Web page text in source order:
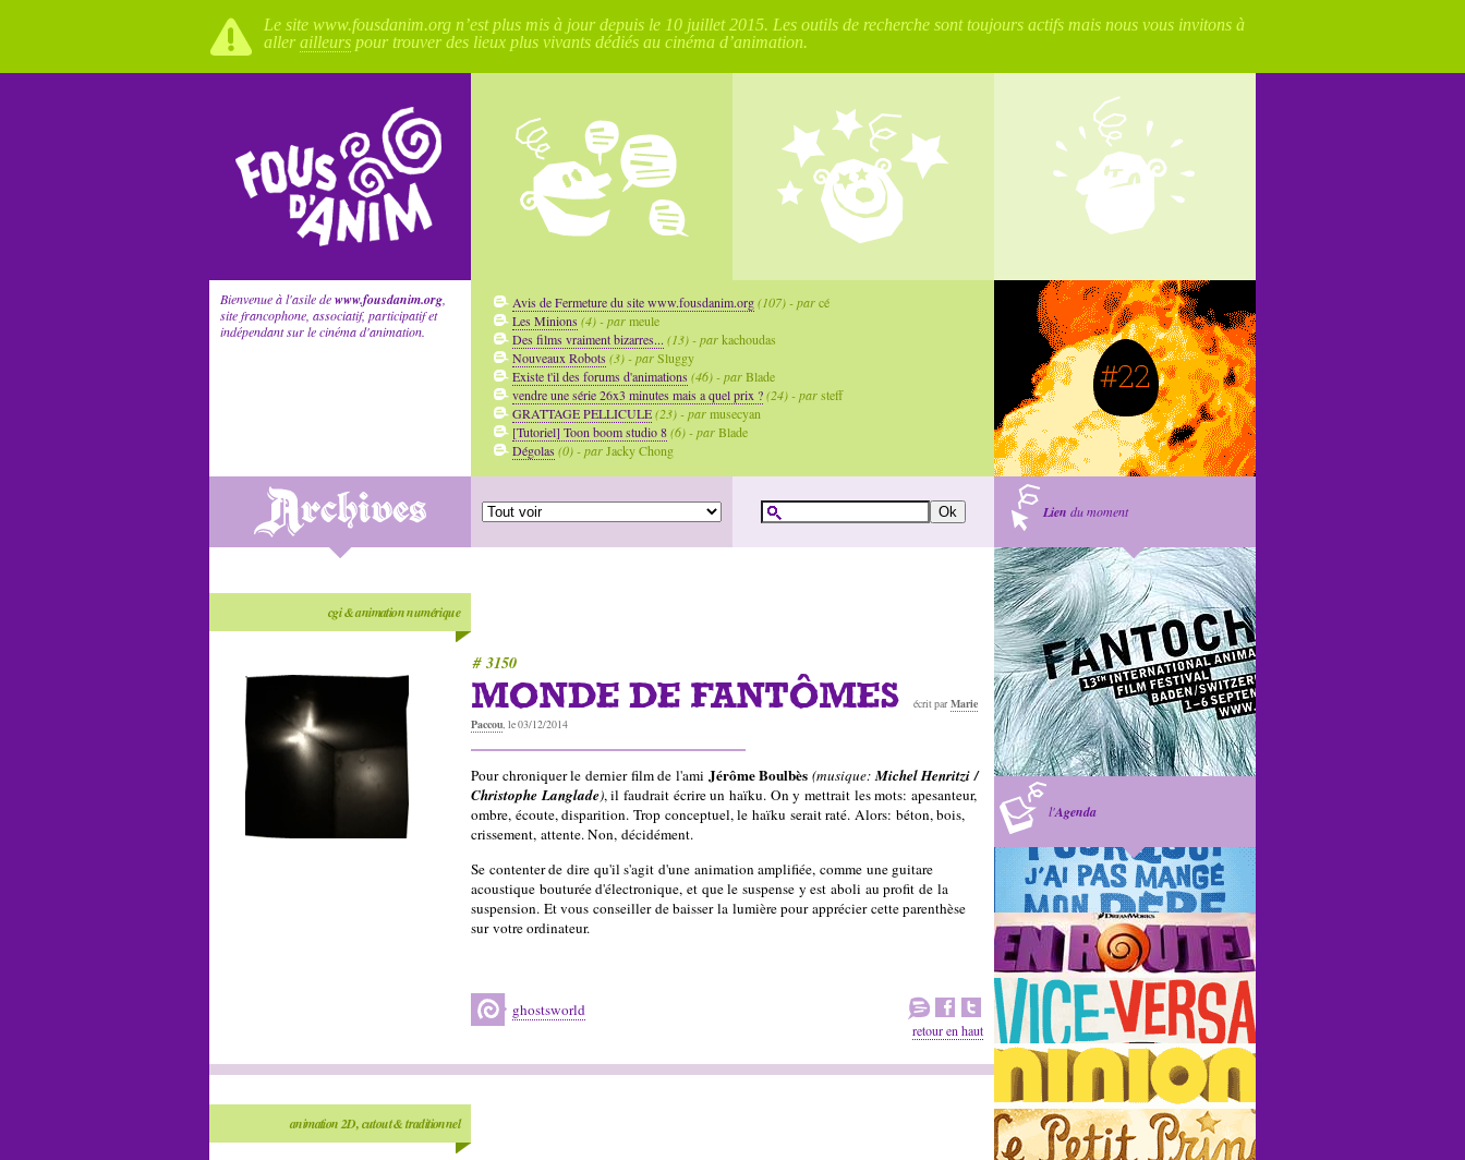
Le site www.fousdanim.org n’est plus mis à jour depuis le 10 juillet 2015. Les outils de recherche sont toujours actifs mais nous vous invitons à
aller ailleurs pour trouver des lieux plus vivants dédiés au cinéma d’animation.
Bienvenue à l'asile dewww.fousdanim.org
site francophone, associatif, participatif et
indépendant sur le cinéma d'animation.
Avis de Fermeture du site www.fousdanim.org(107) - parcé
Les Minions(4) - parmeule
Des films vraiment bizarres... (13) - parkachoudas
Nouveaux Robots(3) - parSluggy
Existe t'il des forums d'animations(46) - parBlade
vendre une série 26x3 minutes mais a quel prix ?(24) - parsteff
GRATTAGE PELLICULE(23) - parmusecyan
[Tutoriel] Toon boom studio 8(6) - parBlade
Dégolas(0) - parJacky Chong
Lien du moment
l'Agenda
cgi & animation numérique
# 3150
MONDE DE FANTÔMES écrit par Marie
Paccou, le 03/12/2014
Pour chroniquer le dernier film de l'ami Jérôme Boulbès (musique:Michel Henritzi /
Christophe Langlade), il faudrait écrire un haïku. On y mettrait les mots: apesanteur,
ombre, écoute, disparition. Trop conceptuel, le haïku serait raté. Alors: béton, bois,
crissement, attente. Non, décidément.
Se contenter de dire qu'il s'agit d'une animation amplifiée, comme une guitare
acoustique bouturée d'électronique, et que le suspense y est aboli au profit de la
suspension. Et vous conseiller de baisser la lumière pour apprécier cette parenthèse
sur votre ordinateur.
ghostsworld
retour en haut
animation 2D, cutout & traditionnel